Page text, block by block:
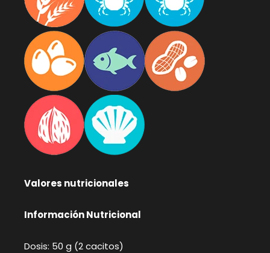
Valores nutricionales
Información Nutricional
Dosis: 50 g (2 cacitos)